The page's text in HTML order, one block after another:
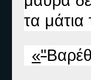
τα
«"